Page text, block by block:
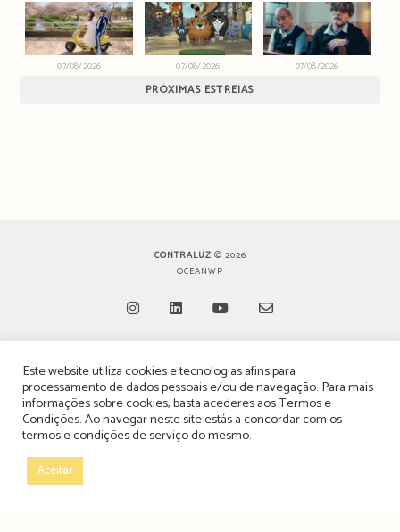
07/08/2026 07/08/2026 07/08/2026
PRÓXIMAS ESTREIAS
CONTRALUZ © 2026
OCEANWP
in
a
new
in
a
new
tab
in
a
new
in
a
new
TERMOS, CONDIÇÕES & POLÍTICA DE PRIVACIDADE
ESTATUTO EDITORIAL
POLÍTICA DE PUBLICIDADE E ANÚNCIOS
Este website utiliza cookies e tecnologias afins para
processamento de dados pessoais e/ou de navegação. Para mais
informações sobre cookies, basta acederes aosTermos e
Condições. Ao navegar neste site estás a concordar com os
termos e condições de serviço do mesmo.
Aceitar